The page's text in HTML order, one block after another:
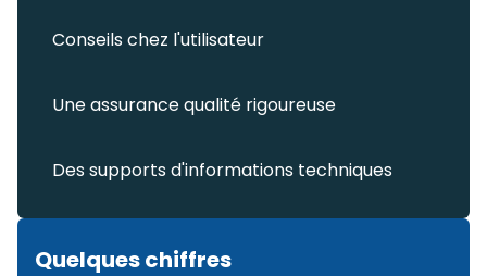
Conseils chez l'utilisateur
Une assurance qualité rigoureuse
Des supports d'informations techniques
Quelques chiffres